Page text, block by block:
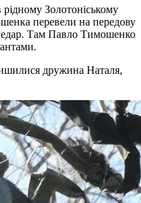
Золотоніському
перевели на передову
Там Павло Тимошенко
дружина Наталя,